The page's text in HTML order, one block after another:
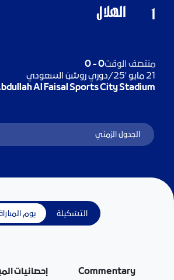
الهلال
1
منتصف الوقت0
-
0
21 مايو '25
/دوري روشن السعودي
Al Faisal Sports City Stadium,
الجدول الزمني
التشكيلة يوم
Commentary إحصائيات